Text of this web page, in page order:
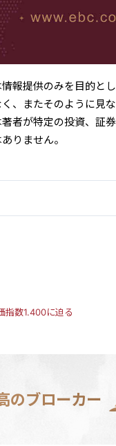
報提供のみを目的と
、またそのように見
者が特定の投資、証
りません。
指数1.400に迫る
のブローカー